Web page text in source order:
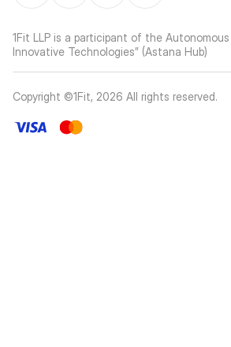
1Fit LLP is a participant of the
Innovative Technologies” (Astana Hub)
Copyright ©1Fit, 2026 All rights reserved.